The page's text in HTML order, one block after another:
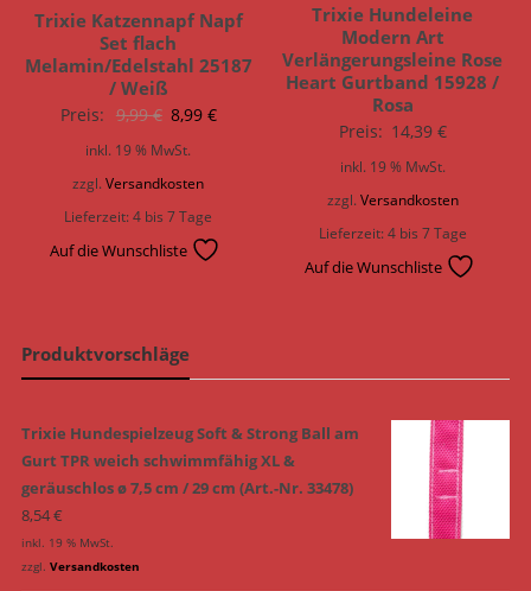
Trixie Katzennapf Napf
Set flach
Melamin/Edelstahl 25187
/ Weiß
Preis: 9,99€ Ursprünglicher
Preis
8,99 €Aktueller
inkl. 19 % MwSt.
zzgl.Versandkosten
Lieferzeit:4 bis 7 Tage
Auf die Wunschliste
Trixie Hundeleine
Modern Art
Verlängerungsleine Rose
Heart Gurtband 15928 /
Rosa
Preis: 14,39 €
inkl. 19 % MwSt.
zzgl. Versandkosten
Lieferzeit:4 bis 7 Tage
Auf die Wunschliste
Produktvorschläge
Trixie Hundespielzeug Soft & Strong Ball am
Gurt TPR weich schwimmfähig XL &
geräuschlos ø 7,5 cm / 29 cm (Art.-Nr. 33478)
8,54€
inkl. 19 % MwSt.
zzgl. Versandkosten